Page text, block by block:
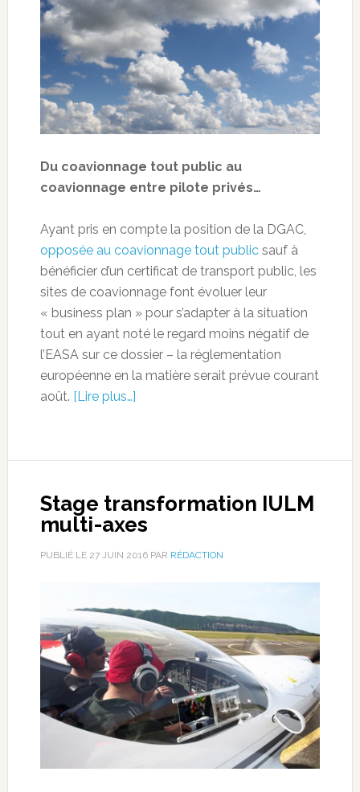
Du coavionnage tout public au
coavionnage entre pilote privés…
Ayant pris en compte la position de la DGAC,
opposée au coavionnage tout publicsauf à
bénéficier d’un certificat de transport public, les
sites de coavionnage font évoluer leur
« business plan » pour s’adapter à la situation
tout en ayant noté le regard moins négatif de
l’EASA sur ce dossier – la réglementation
européenne en la matière serait prévue courant
août. [Lire plus…]
Stage transformation IULM
multi-axes
PUBLIÉ LE 27 JUIN 2016PAR RÉDACTION